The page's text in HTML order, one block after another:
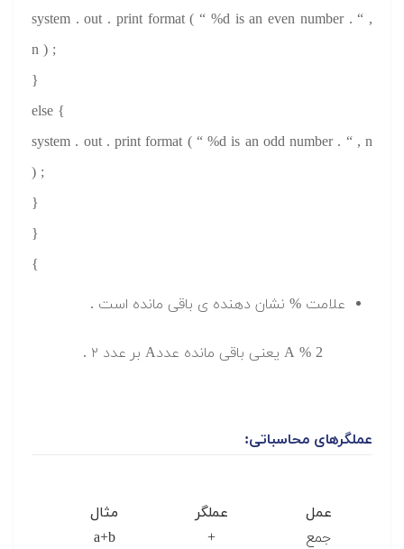
system . out . print format ( “ %d is an even number . “ ,
n ) ;
}
else {
system . out . print format ( “ %d is an odd number . “ , n
) ;
}
}
{
علامت % نشان دهنده ی باقی مانده است .
عملگرهای محاسباتی:
عمل عملگر
مثال
جمع
+
a+b